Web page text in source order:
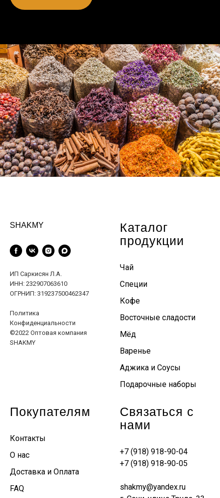
SHAKMY
ИП Саркисян Л.А.
ИНН: 232907063610
ОГРНИП: 319237500462347
Политика
Конфиденциальности
©2022 Оптовая компания
SHAKMY
Каталог
продукции
Чай
Специи
Кофе
Восточные сладости
Мёд
Варенье
Аджика и Соусы
Подарочные наборы
Покупателям
Контакты
О нас
Доставка и Оплата
FAQ
Связаться с
нами
+7 (918) 918-90-04
+7 (918) 918-90-05
shakmy@yandex.ru